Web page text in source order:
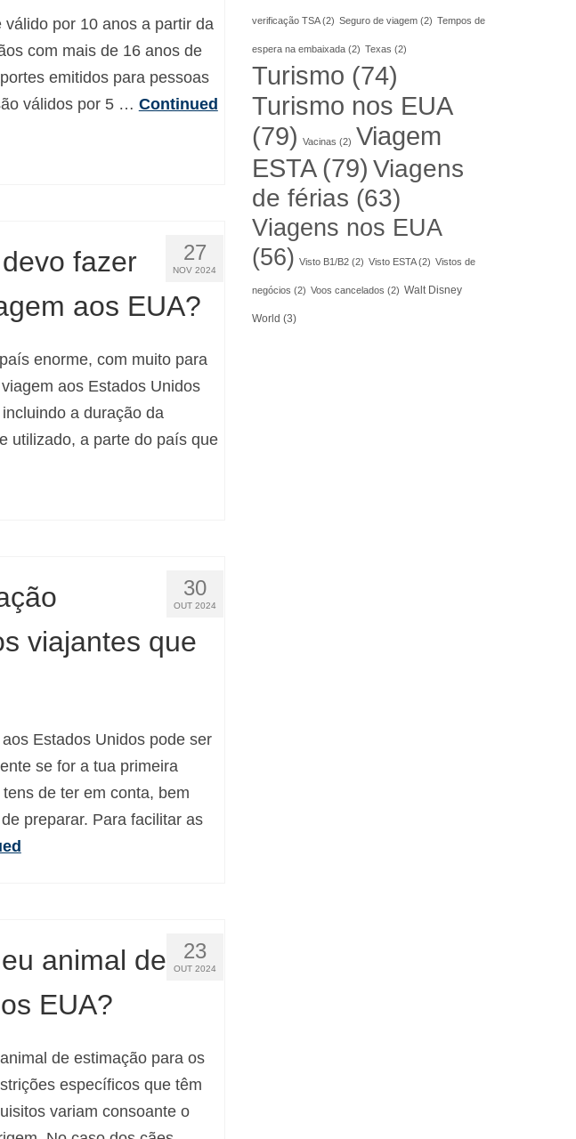
por 10 anos a partir da
com mais de 16 anos de
emitidos para pessoas
válidos por 5 … Continued
27
NOV 2024
fazer
aos EUA?
enorme, com muito para
aos Estados Unidos
a duração da
utilizado, a parte do país que
30
OUT 2024
viajantes que
Estados Unidos pode ser
se for a tua primeira
de ter em conta, bem
preparar. Para facilitar as
23
OUT 2024
animal de
EUA?
de estimação para os
específicos que têm
variam consoante o
verificação TSA(2) Seguro de viagem(2) Tempos de
espera na embaixada(2) Texas (2)
Turismo (74)
Turismo nos EUA
(79) Vacinas (2) Viagem
ESTA(79) Viagens
de férias (63)
Viagens nos EUA
(56) Visto B1/B2(2) Visto ESTA(2) Vistos de
negócios (2) Voos cancelados (2) Walt Disney
World (3)